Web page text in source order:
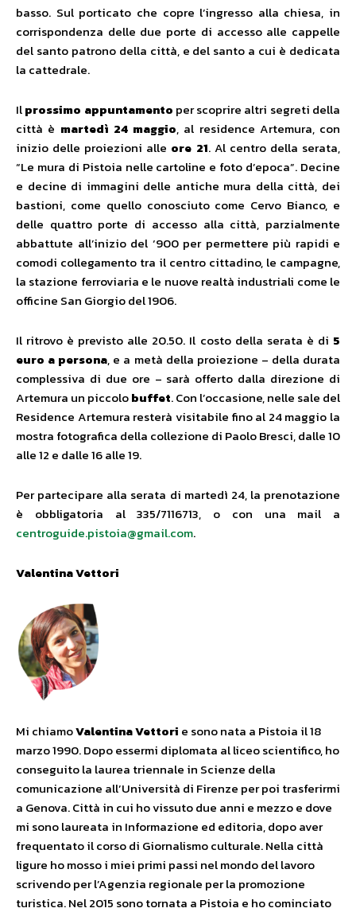
basso. Sul porticato che copre l’ingresso alla chiesa, in
corrispondenza delle due porte di accesso alle cappelle
del santo patrono della città, e del santo a cui è dedicata
la cattedrale.
Ilprossimo appuntamento per scoprire altri segreti della
città è martedì 24 maggio, al residence Artemura, con
inizio delle proiezioni alle ore 21. Al centro della serata,
“Le mura di Pistoia nelle cartoline e foto d’epoca”. Decine
e decine di immagini delle antiche mura della città, dei
bastioni, come quello conosciuto come Cervo Bianco, e
delle quattro porte di accesso alla città, parzialmente
abbattute all’inizio del ‘900 per permettere più rapidi e
comodi collegamento tra il centro cittadino, le campagne,
la stazione ferroviaria e le nuove realtà industriali come le
officine San Giorgio del 1906.
Il ritrovo è previsto alle 20.50. Il costo della serata è di 5
euro a persona, e a metà della proiezione – della durata
complessiva di due ore – sarà offerto dalla direzione di
Artemura un piccolobuffet. Con l’occasione, nelle sale del
Residence Artemura resterà visitabile fino al 24 maggio la
mostra fotografica della collezione di Paolo Bresci, dalle 10
alle 12 e dalle 16 alle 19.
Per partecipare alla serata di martedì 24, la prenotazione
è obbligatoria al 335/7116713, o con una mail a
centroguide.pistoia@gmail.com.
Valentina Vettori
Mi chiamoValentina Vettori e sono nata a Pistoia il 18
marzo 1990. Dopo essermi diplomata al liceo scientifico, ho
conseguito la laurea triennale in Scienze della
comunicazione all’Università di Firenze per poi trasferirmi
a Genova. Città in cui ho vissuto due anni e mezzo e dove
mi sono laureata in Informazione ed editoria, dopo aver
frequentato il corso di Giornalismo culturale. Nella città
ligure ho mosso i miei primi passi nel mondo del lavoro
scrivendo per l’Agenzia regionale per la promozione
turistica. Nel 2015 sono tornata a Pistoia e ho cominciato